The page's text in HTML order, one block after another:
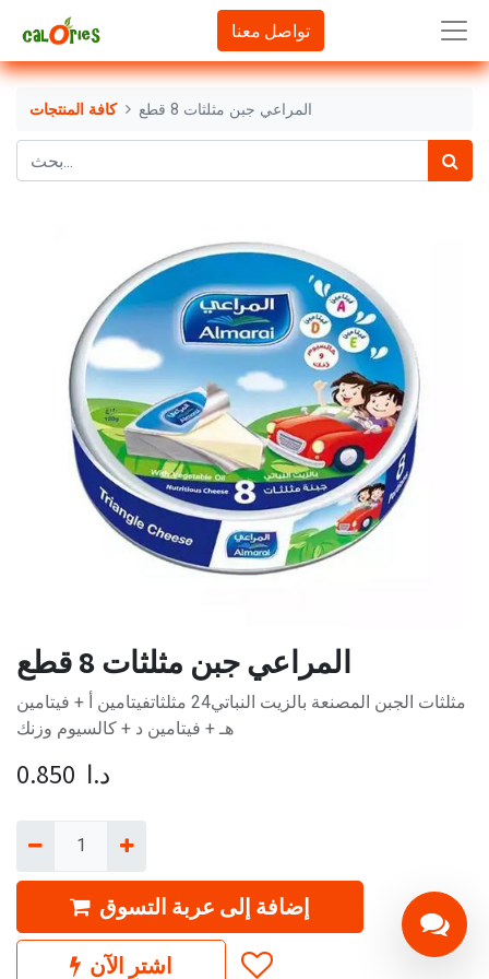
تواصل معنا
كافة المنتجات المراعي جبن مثلثات 8 قطع
المراعي جبن مثلثات 8 قطع
مثلثات الجبن المصنعة بالزيت النباتي24 مثلثاتفيتامين أ + فيتامين
هـ + فيتامين د + كالسيوم وزنك
0.850 د.ا
إضافة إلى عربة التسوق
اشترِ الآن